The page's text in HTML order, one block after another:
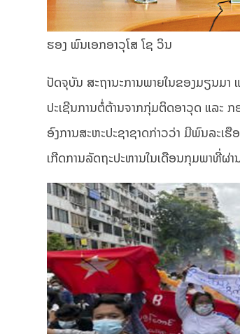
ຮອງ ພົນເອກອາວຸໂສ ໂຊ ວິນ
ປັດຈຸບັນ ສະຖານະການພາຍໃນຂອງມຽນມາ
ປະເຊີນການຕໍ່ຕ້ານຈາກກຸ່ມຕິດອາວຸດ ແລະ
ອົງການສະຫະປະຊາຊາດກ່າວວ່າ ມີພົນລະເ
ເກີດການລັດຖະປະຫານໃນເດືອນກຸມພາທີ່ຜ່າ